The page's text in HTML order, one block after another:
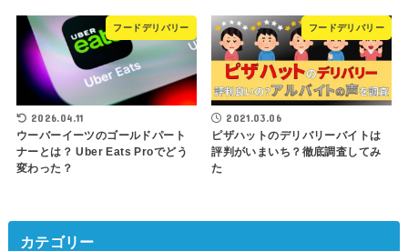
フードデリバリー
2026.04.11
ウーバーイーツのゴールドパート
ナーとは？ Uber Eats Proでどう
変わった？
フードデリバリー
2021.03.06
ピザハットのデリバリーバイトは
評判がいまいち？徹底調査してみ
た
カテゴリー